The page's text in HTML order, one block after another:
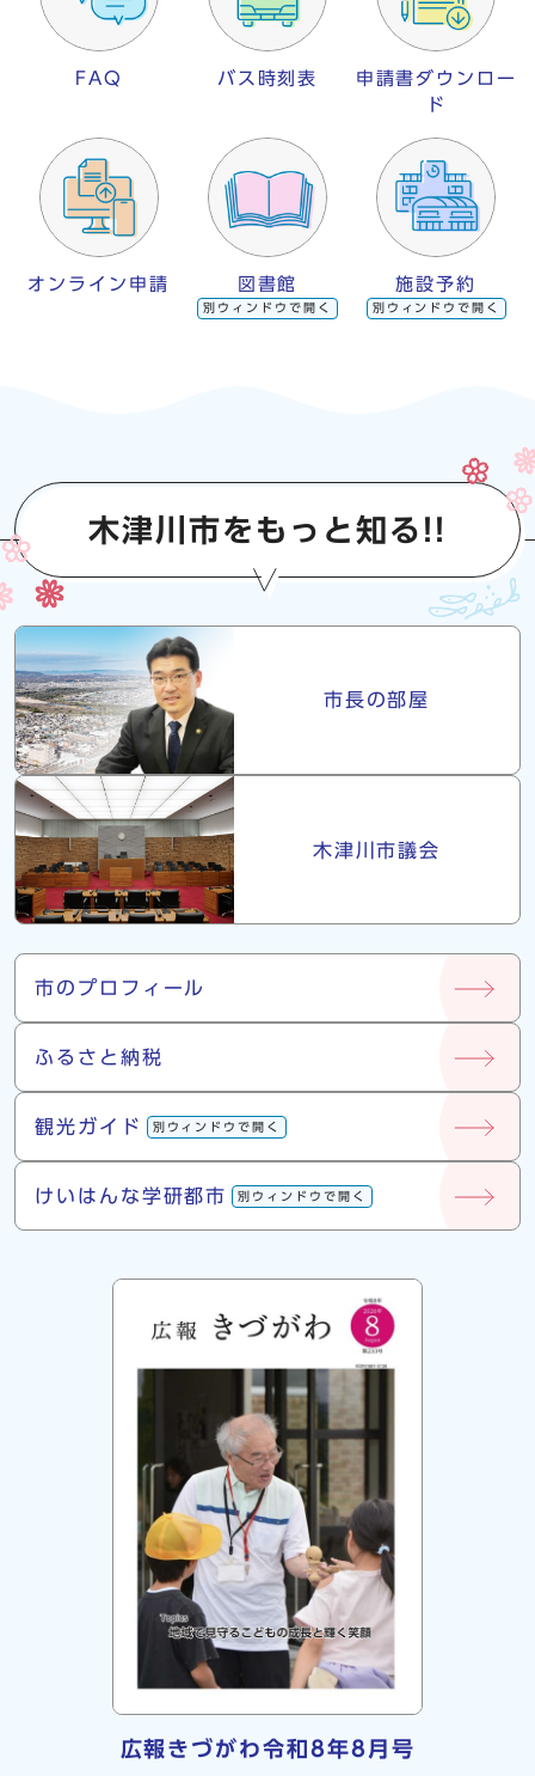
FAQ バス時刻表
申請書ダウンロー
ド
オンライン申請 図書館
別ウィンドウで開く
施設予約
別ウィンドウで開く
木津川市をもっと知る!!
市長・議会
市長の部屋
木津川市議会
市について
市のプロフィール
ふるさと納税
観光ガイド 別ウィンドウで開く
けいはんな学研都市 別ウィンドウで開く
広報きづがわ令和8年8月号